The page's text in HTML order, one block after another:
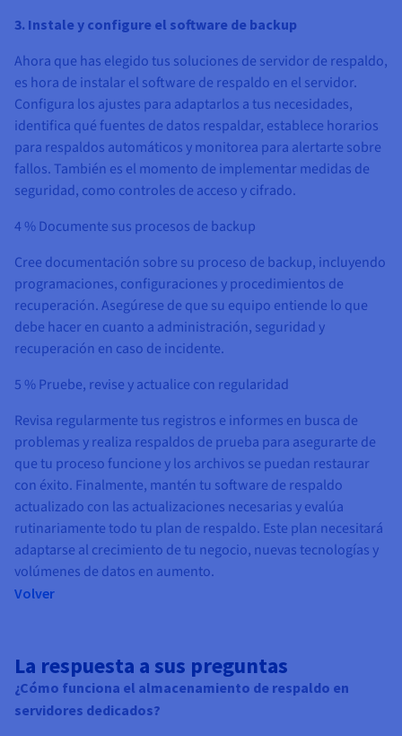
3. Instale y configure el software de backup
Ahora que has elegido tus soluciones de servidor de respaldo,
es hora de instalar el software de respaldo en el servidor.
Configura los ajustes para adaptarlos a tus necesidades,
identifica qué fuentes de datos respaldar, establece horarios
para respaldos automáticos y monitorea para alertarte sobre
fallos. También es el momento de implementar medidas de
seguridad, como controles de acceso y cifrado.
4 % Documente sus procesos de backup
Cree documentación sobre su proceso de backup, incluyendo
programaciones, configuraciones y procedimientos de
recuperación. Asegúrese de que su equipo entiende lo que
debe hacer en cuanto a administración, seguridad y
recuperación en caso de incidente.
5 % Pruebe, revise y actualice con regularidad
Revisa regularmente tus registros e informes en busca de
problemas y realiza respaldos de prueba para asegurarte de
que tu proceso funcione y los archivos se puedan restaurar
con éxito. Finalmente, mantén tu software de respaldo
actualizado con las actualizaciones necesarias y evalúa
rutinariamente todo tu plan de respaldo. Este plan necesitará
adaptarse al crecimiento de tu negocio, nuevas tecnologías y
volúmenes de datos en aumento.
Volver
La respuesta a sus preguntas
¿Cómo funciona el almacenamiento de respaldo en
servidores dedicados?